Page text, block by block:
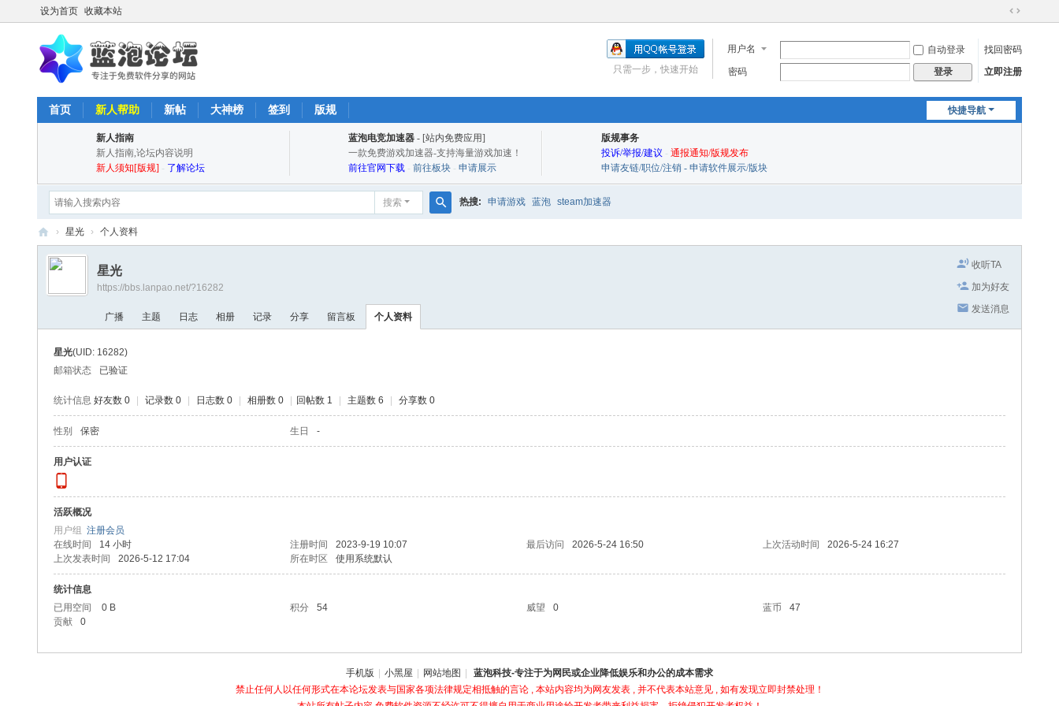
设为首页 收藏本站
切
到
宽
用户名 自动登录
找回密码
密码
登录 立即注册
只需一步，快速开始
快捷导航
首页 新人帮助 新帖 大神榜 签到 版规
新人指南
新人指南,论坛内容说明
新人须知[版规] - 了解论坛
蓝泡电竞加速器 - [站内免费应用]
一款免费游戏加速器-支持海量游戏加速！
前往官网下载 - 前往板块 - 申请展示
版规事务
投诉/举报/建议 - 通报通知/版规发布
申请友链/职位/注销 - 申请软件展示/版块
搜索
索
热搜: 申请游戏 蓝泡 steam加速器
蓝
论
› 星光 › 个人资料
收听TA
加为好友
发送消息
星光
https://bbs.lanpao.net/?16282
广播 主题 日志 相册 记录 分享 留言板 个人资料
星光(UID: 16282)
邮箱状态
已验证
统计信息 好友数 0 记录数 0 日志数 0 相册数 0 回帖数 1 主题数 6 分享数 0
性别 保密 生日 -
用户认证
活跃概况
用户组 注册会员
在线时间
14 小时 注册时间 2023-9-19 10:07 最后访问 2026-5-24 16:50 上次活动时间
2026-5-24 16:27
上次发表时间
2026-5-12 17:04 所在时区 使用系统默认
统计信息
已用空间
0 B 积分 54 威望 0 蓝币
47
贡献
0
手机版 小黑屋 网站地图
蓝泡科技-专注于为网民或企业降低娱乐和办公的成本需求
禁止任何人以任何形式在本论坛发表与国家各项法律规定相抵触的言论 , 本站内容均为网友发表 , 并不代表本站意见 , 如有发现立即封禁处理！